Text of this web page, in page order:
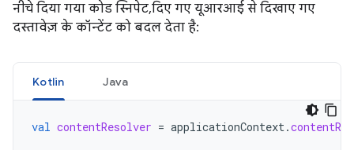
नीचे दिया गया कोड स्निपेट, दिए गए यूआरआई से दिखाए गए
दस्तावेज़ के कॉन्टेंट को बदल देता है:
Kotlin Java
val contentResolver = applicationContext.